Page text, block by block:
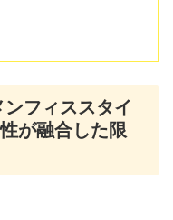
フィススタイ
が融合した限